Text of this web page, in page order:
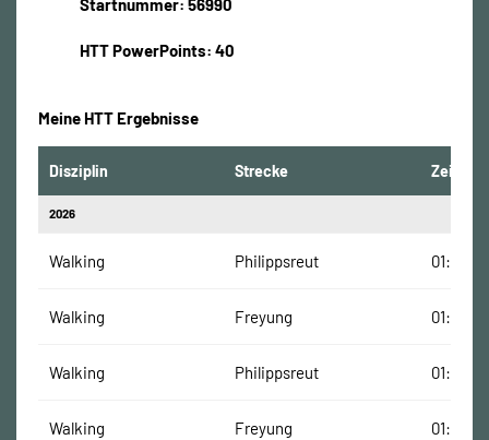
Startnummer: 56990
HTT PowerPoints: 40
Meine HTT Ergebnisse
Disziplin Strecke Zeit
2026
Walking Philippsreut
Walking Freyung
Walking Philippsreut
Walking Freyung